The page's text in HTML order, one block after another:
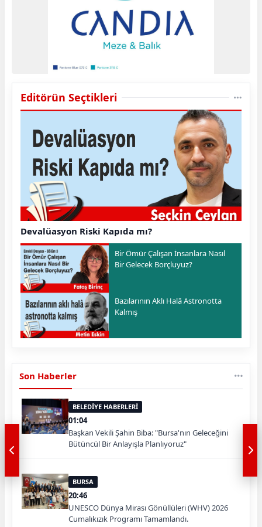
Editörün Seçtikleri
Devalüasyon Riski Kapıda mı?
Bir Ömür Çalışan İnsanlara Nasıl
Bir Gelecek Borçluyuz?
Bazılarının Aklı Halâ Astronotta
Kalmış
Son Haberler
BELEDİYE HABERLERİ
01:04
Başkan Vekili Şahin Biba: "Bursa'nın Geleceğini
Bütüncül Bir Anlayışla Planlıyoruz"
BURSA
20:46
UNESCO Dünya Mirası Gönüllüleri (WHV) 2026
Cumalıkızık Programı Tamamlandı.